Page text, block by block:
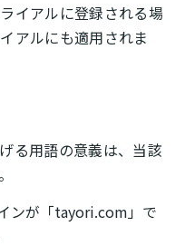
イアルに登録される場
アルにも適用されま
る用語の意義は、当該
ンが「tayori.com」で